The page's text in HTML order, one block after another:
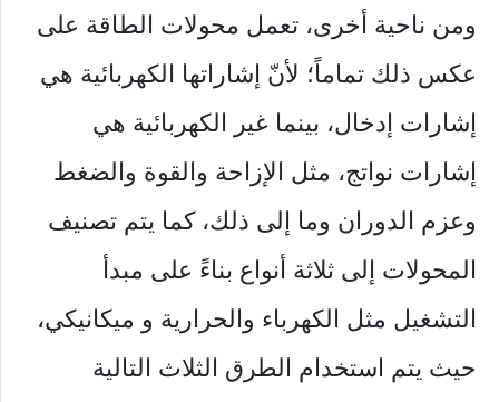
ومن ناحية أخرى، تعمل محولات الطاقة على
عكس ذلك تماماً؛ لأنّ إشاراتها الكهربائية هي
إشارات إدخال، بينما غير الكهربائية هي
إشارات نواتج، مثل الإزاحة والقوة والضغط
وعزم الدوران وما إلى ذلك، كما يتم تصنيف
المحولات إلى ثلاثة أنواع بناءً على مبدأ
التشغيل مثل الكهرباء والحرارية و ميكانيكي،
حيث يتم استخدام الطرق الثلاث التالية